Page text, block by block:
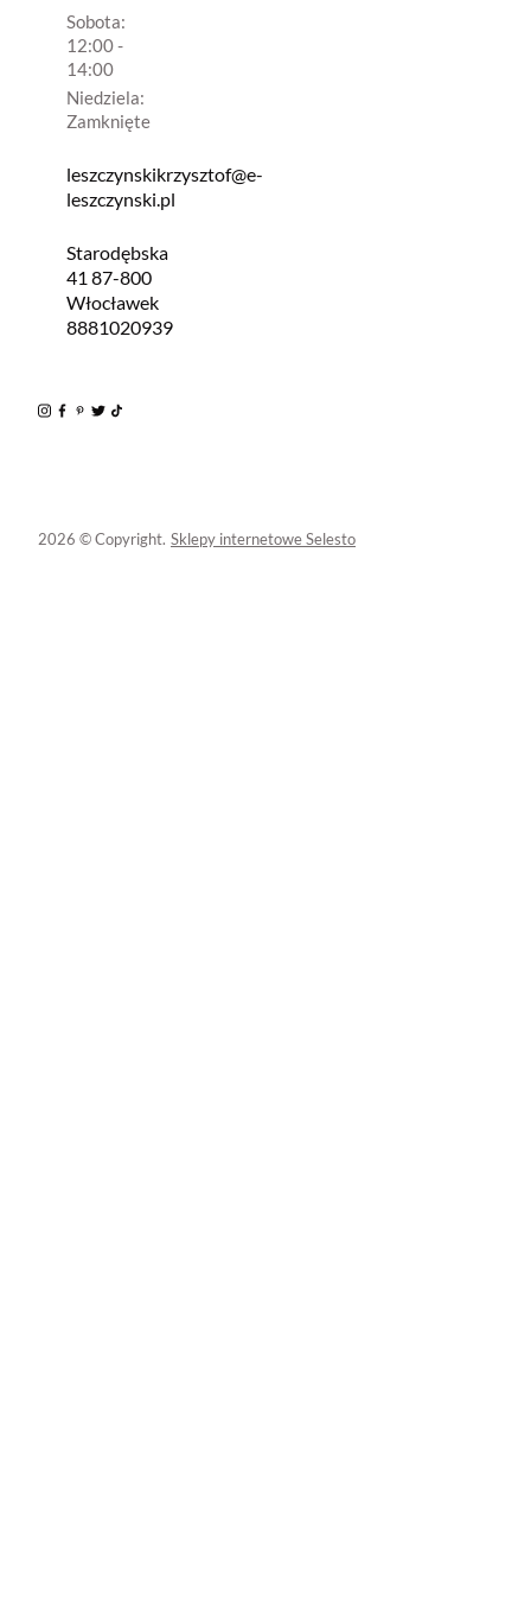
Sobota:
12:00 -
14:00
Niedziela:
Zamknięte
leszczynskikrzysztof@e-
leszczynski.pl
Starodębska
41 87-800
Włocławek
8881020939
2026 © Copyright. Sklepy internetowe Selesto